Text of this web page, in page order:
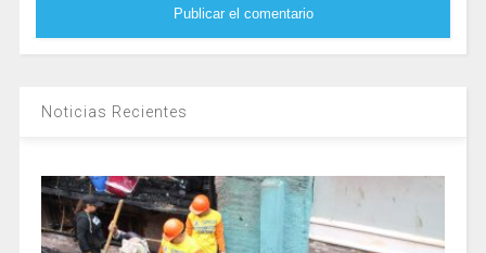
Noticias Recientes